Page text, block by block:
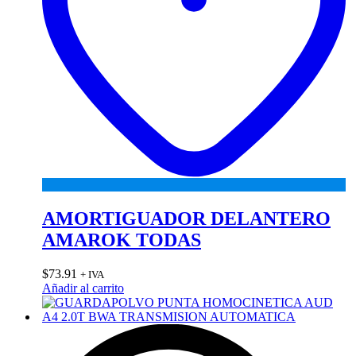
AMORTIGUADOR DELANTERO
AMAROK TODAS
$73.91 + IVA
Añadir al carrito